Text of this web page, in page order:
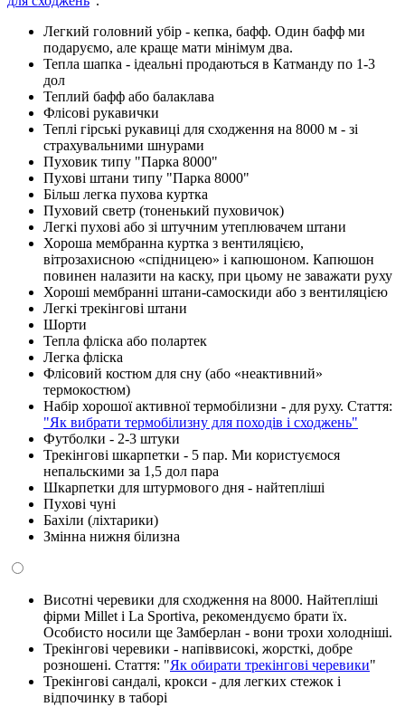
Легкий головний убір - кепка, бафф. Один бафф ми
подаруємо, але краще мати мінімум два.
Тепла шапка - ідеальні продаються в Катманду по 1-3
дол
Теплий бафф або балаклава
Флісові рукавички
Теплі гірські рукавиці для сходження на 8000 м - зі
страхувальними шнурами
Пуховик типу "Парка 8000"
Пухові штани типу "Парка 8000"
Більш легка пухова куртка
Пуховий светр (тоненький пуховичок)
Легкі пухові або зі штучним утеплювачем штани
Хороша мембранна куртка з вентиляцією,
вітрозахисною «спідницею» і капюшоном. Капюшон
повинен налазити на каску, при цьому не заважати руху
Хороші мембранні штани-самоскиди або з вентиляцією
Легкі трекінгові штани
Шорти
Тепла фліска або полартек
Легка фліска
Флісовий костюм для сну (або «неактивний»
термокостюм)
Набір хорошої активної термобілизни - для руху. Стаття:
"Як вибрати термобілизну для походів і сходжень"
Футболки - 2-3 штуки
Трекінгові шкарпетки - 5 пар. Ми користуємося
непальскими за 1,5 дол пара
Шкарпетки для штурмового дня - найтепліші
Пухові чуні
Бахіли (ліхтарики)
Змінна нижня білизна
Висотні черевики для сходження на 8000. Найтепліші
фірми Millet і La Sportiva, рекомендуємо брати їх.
Особисто носили ще Замберлан - вони трохи холодніші.
Трекінгові черевики - напіввисокі, жорсткі, добре
розношені. Стаття: "Як обирати трекінгові черевики"
Трекінгові сандалі, крокси - для легких стежок і
відпочинку в таборі